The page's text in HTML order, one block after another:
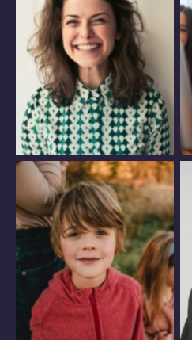
女性の自立した 生き方
子育て・教育